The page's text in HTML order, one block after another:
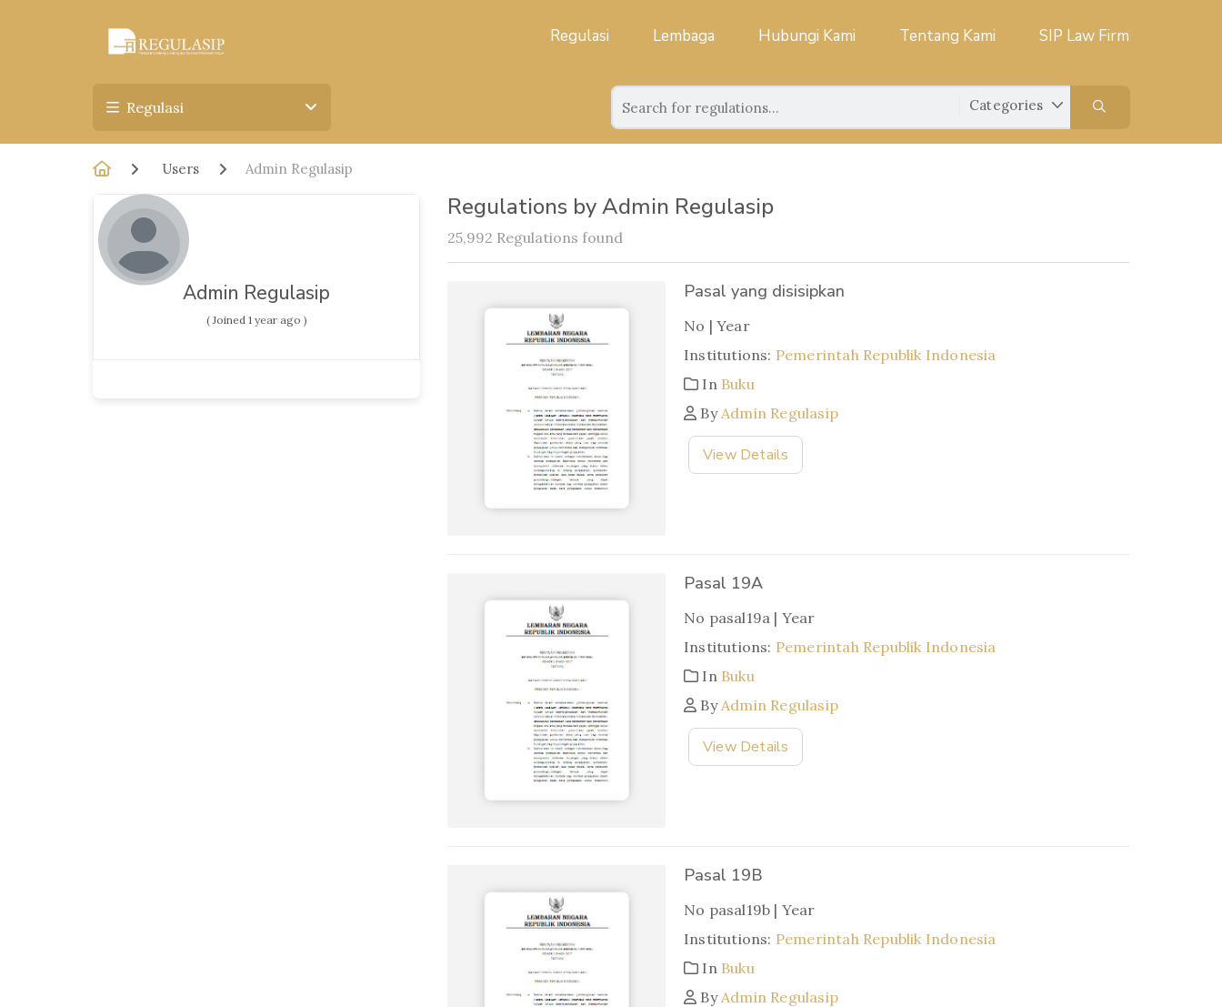
Regulasi Lembaga Hubungi Kami Tentang Kami SIP Law Firm
Regulasi
Users Admin Regulasip
Admin Regulasip
( Joined 1 year ago )
Regulations by Admin Regulasip
25,992 Regulations found
Pasal yang disisipkan
No | Year
Institutions: Pemerintah Republik Indonesia
In Buku
ByAdmin Regulasip
View Details
Pasal 19A
No pasal19a | Year
Institutions: Pemerintah Republik Indonesia
In Buku
ByAdmin Regulasip
View Details
Pasal 19B
No pasal19b | Year
Institutions: Pemerintah Republik Indonesia
In Buku
ByAdmin Regulasip